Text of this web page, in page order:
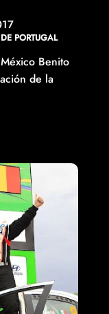
PORTUGAL
Benito
de la